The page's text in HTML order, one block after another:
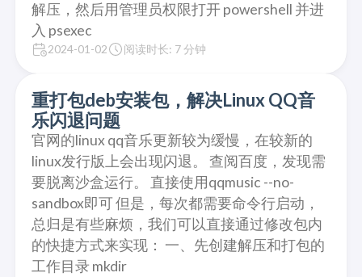
解压，然后用管理员权限打开 powershell 并进
入 psexec
2024-01-02 阅读时长: 7 分钟
重打包deb安装包，解决Linux QQ音
乐闪退问题
官网的linux qq音乐更新较为缓慢，在较新的
linux发行版上会出现闪退。 查阅百度，发现需
要脱离沙盒运行。 直接使用qqmusic --no-
sandbox即可 但是，每次都需要命令行启动，
总归是有些麻烦，我们可以直接通过修改包内
的快捷方式来实现： 一、先创建解压和打包的
工作目录 mkdir